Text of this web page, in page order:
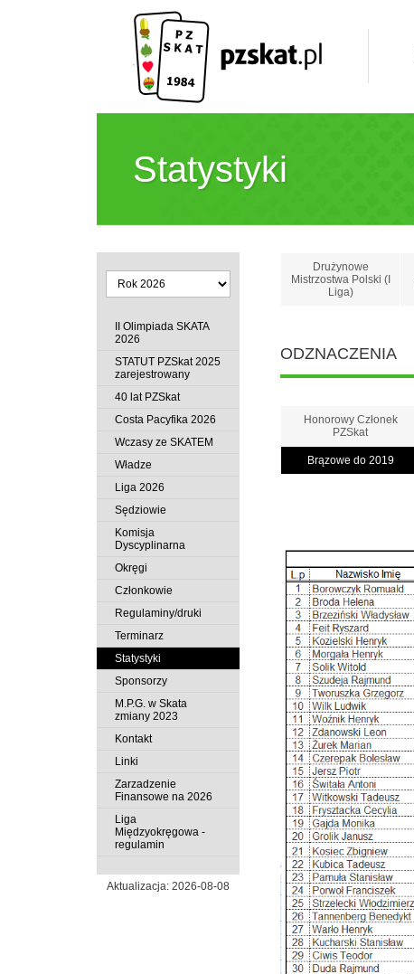
Statystyki
II Olimpiada SKATA
2026
STATUT PZSkat 2025
zarejestrowany
40 lat PZSkat
Costa Pacyfika 2026
Wczasy ze SKATEM
Władze
Liga 2026
Sędziowie
Komisja
Dyscyplinarna
Okręgi
Członkowie
Regulaminy/druki
Terminarz
Statystyki
Sponsorzy
M.P.G. w Skata
zmiany 2023
Kontakt
Linki
Zarzadzenie
Finansowe na 2026
Liga
Międzyokręgowa -
regulamin
Aktualizacja: 2026-08-08
Drużynowe
Mistrzostwa Polski (I
Liga)
ODZNACZENIA
Honorowy Członek
PZSkat
Brązowe do 2019